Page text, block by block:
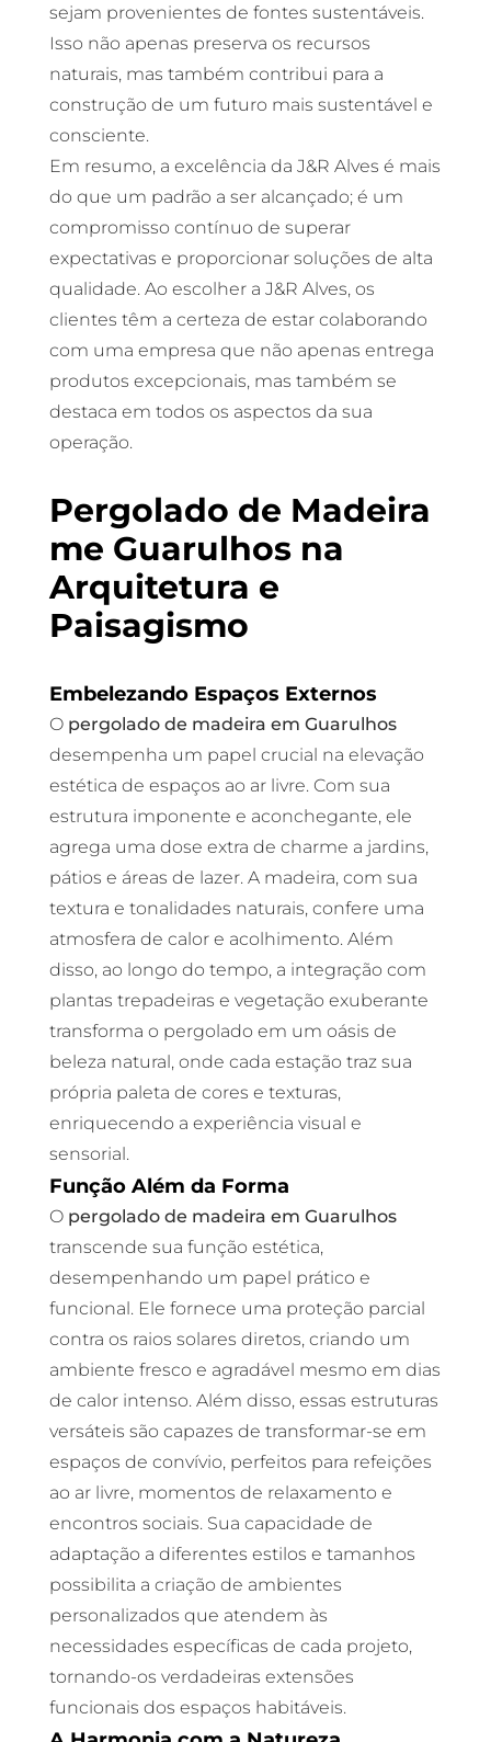
sejam provenientes de fontes sustentáveis.
Isso não apenas preserva os recursos
naturais, mas também contribui para a
construção de um futuro mais sustentável e
consciente.
Em resumo, a excelência da J&R Alves é mais
do que um padrão a ser alcançado; é um
compromisso contínuo de superar
expectativas e proporcionar soluções de alta
qualidade. Ao escolher a J&R Alves, os
clientes têm a certeza de estar colaborando
com uma empresa que não apenas entrega
produtos excepcionais, mas também se
destaca em todos os aspectos da sua
operação.
Pergolado de Madeira
me Guarulhos na
Arquitetura e
Paisagismo
Embelezando Espaços Externos
O pergolado de madeira em Guarulhos
desempenha um papel crucial na elevação
estética de espaços ao ar livre. Com sua
estrutura imponente e aconchegante, ele
agrega uma dose extra de charme a jardins,
pátios e áreas de lazer. A madeira, com sua
textura e tonalidades naturais, confere uma
atmosfera de calor e acolhimento. Além
disso, ao longo do tempo, a integração com
plantas trepadeiras e vegetação exuberante
transforma o pergolado em um oásis de
beleza natural, onde cada estação traz sua
própria paleta de cores e texturas,
enriquecendo a experiência visual e
sensorial.
Função Além da Forma
O pergolado de madeira em Guarulhos
transcende sua função estética,
desempenhando um papel prático e
funcional. Ele fornece uma proteção parcial
contra os raios solares diretos, criando um
ambiente fresco e agradável mesmo em dias
de calor intenso. Além disso, essas estruturas
versáteis são capazes de transformar-se em
espaços de convívio, perfeitos para refeições
ao ar livre, momentos de relaxamento e
encontros sociais. Sua capacidade de
adaptação a diferentes estilos e tamanhos
possibilita a criação de ambientes
personalizados que atendem às
necessidades específicas de cada projeto,
tornando-os verdadeiras extensões
funcionais dos espaços habitáveis.